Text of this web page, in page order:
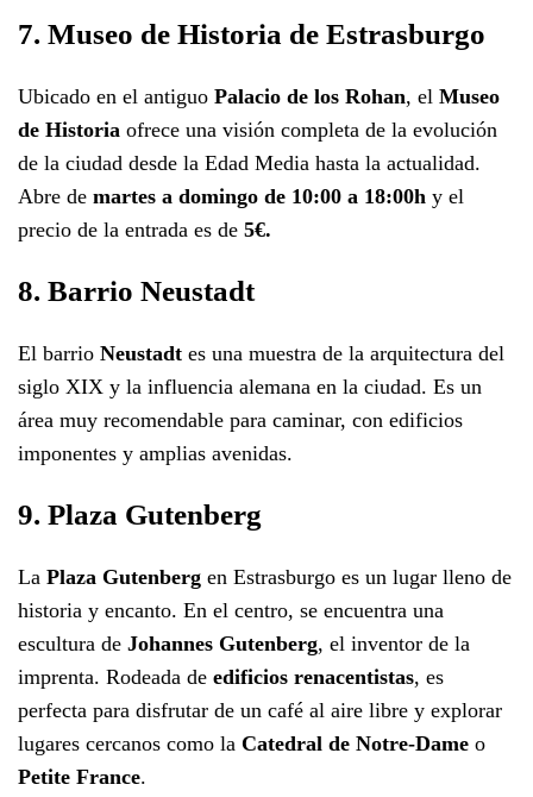
7. Museo de Historia de Estrasburgo
Ubicado en el antiguo Palacio de los Rohan, el Museo
de Historia ofrece una visión completa de la evolución
de la ciudad desde la Edad Media hasta la actualidad.
Abre de martes a domingo de 10:00 a 18:00h y el
precio de la entrada es de 5€.
8. Barrio Neustadt
El barrio Neustadt es una muestra de la arquitectura del
siglo XIX y la influencia alemana en la ciudad. Es un
área muy recomendable para caminar, con edificios
imponentes y amplias avenidas.
9. Plaza Gutenberg
La Plaza Gutenberg en Estrasburgo es un lugar lleno de
historia y encanto. En el centro, se encuentra una
escultura de Johannes Gutenberg, el inventor de la
imprenta. Rodeada de edificios renacentistas, es
perfecta para disfrutar de un café al aire libre y explorar
lugares cercanos como la Catedral de Notre-Dame o
Petite France.